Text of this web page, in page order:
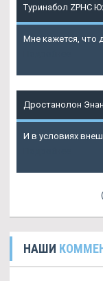
Туринабол ZPHC
Мне кажется, что
Дростанолон
И в условиях
(
НАШИ